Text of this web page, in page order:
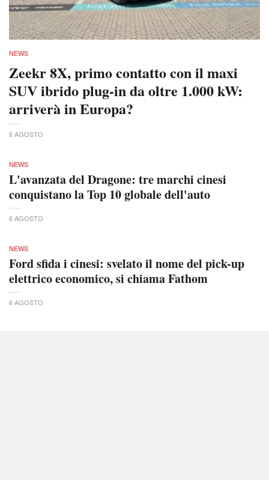
NEWS
Zeekr 8X, primo contatto con il maxi
SUV ibrido plug-in da oltre 1.000 kW:
arriverà in Europa?
6 AGOSTO
NEWS
L'avanzata del Dragone: tre marchi cinesi
conquistano la Top 10 globale dell'auto
6 AGOSTO
NEWS
Ford sfida i cinesi: svelato il nome del pick-up
elettrico economico, si chiama Fathom
6 AGOSTO